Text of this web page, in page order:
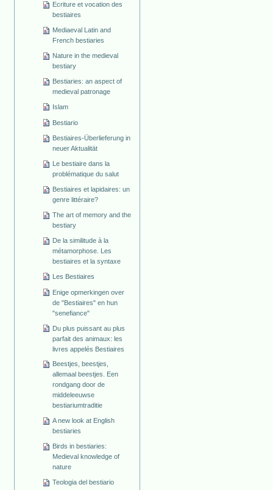
Ecriture et vocation des
bestiaires
Mediaeval Latin and
French bestiaries
Nature in the medieval
bestiary
Bestiaries: an aspect of
medieval patronage
Islam
Bestiario
Bestiaires-Überlieferung in
neuer Aktualität
Le bestiaire dans la
problématique du salut
Bestiaires et lapidaires: un
genre littéraire?
The art of memory and the
bestiary
De la similitude à la
métamorphose. Les
bestiaires et la syntaxe
Les Bestiaires
Enige opmerkingen over
de "Bestiaires" en hun
"senefiance"
Du plus puissant au plus
parfait des animaux: les
livres appelés Bestiaires
Beestjes, beestjes,
allemaal beestjes. Een
rondgang door de
middeleeuwse
bestiariumtraditie
A new look at English
bestiaries
Birds in bestiaries:
Medieval knowledge of
nature
Teologia del bestiario